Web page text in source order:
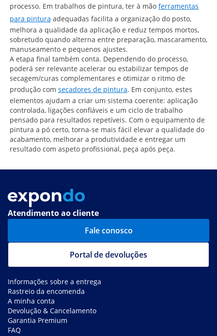
processo. Em trabalhos de pintura, ter à mão ferramentas
para pintura adequadas facilita a organização do posto,
melhora a qualidade da aplicação e reduz tempos mortos,
sobretudo quando alterna entre preparação, mascaramento,
manuseamento e pequenos ajustes.
A etapa final também conta. Dependendo do processo,
poderá ser relevante acelerar ou estabilizar tempos de
secagem/curas complementares e otimizar o ritmo de
produção com secadores de pintura. Em conjunto, estes
elementos ajudam a criar um sistema coerente: aplicação
controlada, ligações confiáveis e um ciclo de trabalho
pensado para resultados repetíveis. Com o equipamento de
pintura a pó certo, torna-se mais fácil elevar a qualidade do
acabamento, melhorar a produtividade e entregar um
resultado com aspeto profissional, peça após peça.
Atendimento ao cliente
Fale conosco
Portal de devoluções
Informações sobre a entrega
Rastreio da encomenda
A minha conta
Devolução & Cancelamento
Garantia Premium
FAQ